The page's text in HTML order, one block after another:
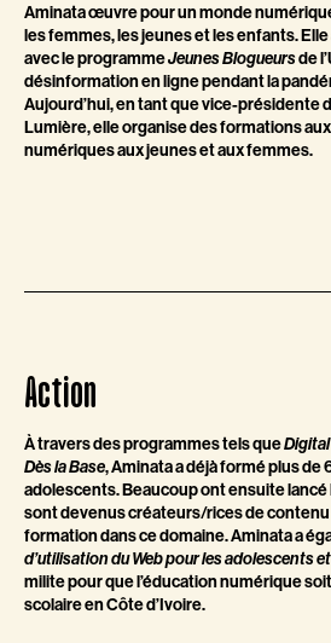
Aminata œuvre pour un monde
les femmes, les jeunes et les enfants.
avec le programmeJeunes Blogueursde
désinformation en ligne pendant la
Aujourd’hui, en tant que vice-présidente
Lumière, elle organise des formations
numériques aux jeunes et aux femmes.
Action
À travers des programmes tels queDigital
Dès la Base, Aminata a déjà formé plus
adolescents. Beaucoup ont ensuite
sont devenus créateurs/rices de
formation dans ce domaine. Aminata a
d’utilisation du Web pour les adolescents
milite pour que l’éducation numérique
scolaire en Côte d’Ivoire.